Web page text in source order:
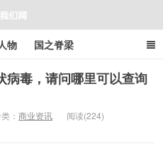
们网
物 国之脊梁
在线工具箱
病毒，请问哪里可以查询
： 商业资讯
阅读(224)